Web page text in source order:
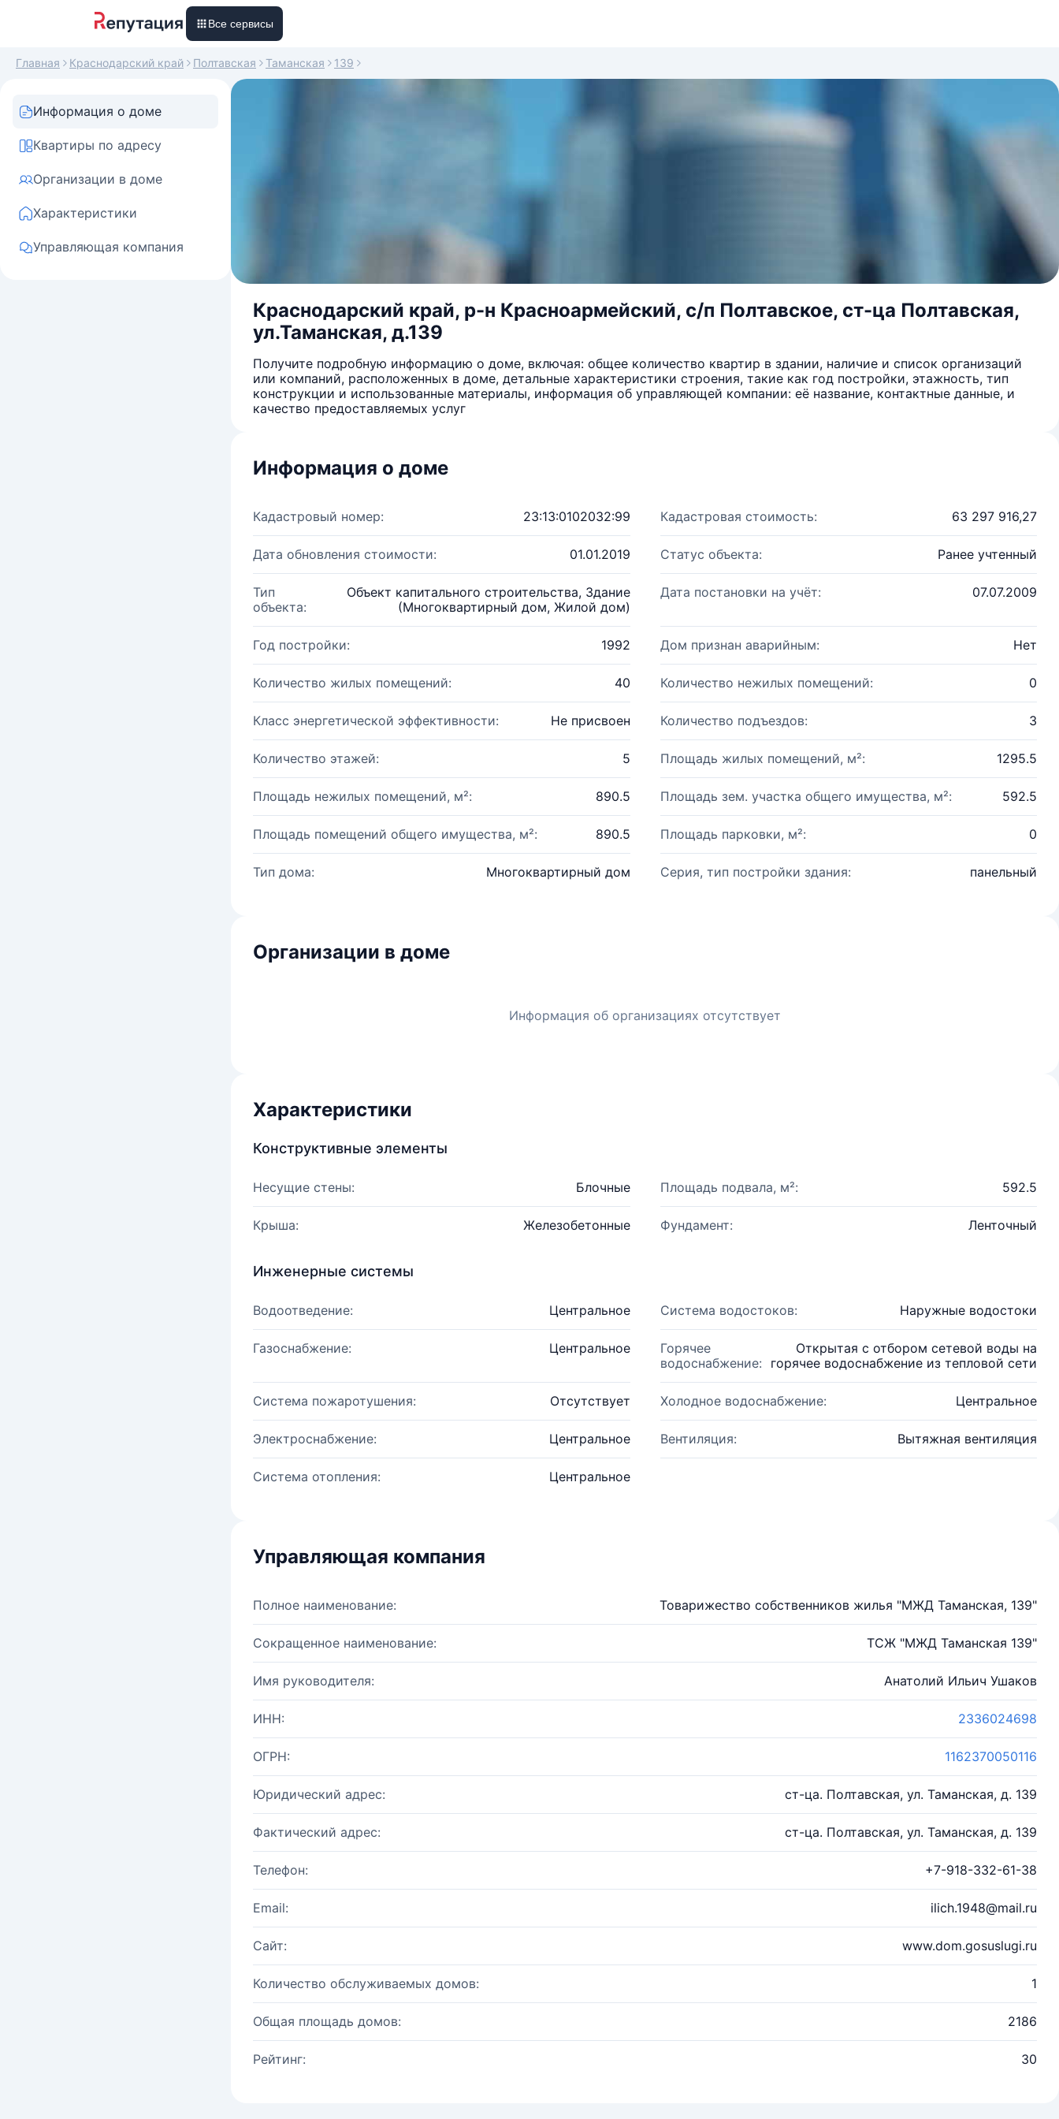
Все сервисы
Главная Краснодарский край Полтавская Таманская 139
Информация о доме
Квартиры по адресу
Организации в доме
Характеристики
Управляющая компания
Краснодарский край, р-н Красноармейский, с/п Полтавское, ст-ца Полтавская,
ул.Таманская, д.139
Получите подробную информацию о доме, включая: общее количество квартир в здании, наличие и список организаций
или компаний, расположенных в доме, детальные характеристики строения, такие как год постройки, этажность, тип
конструкции и использованные материалы, информация об управляющей компании: её название, контактные данные, и
качество предоставляемых услуг
Информация о доме
Кадастровый номер: 23:13:0102032:99 Кадастровая стоимость: 63 297 916,27
Дата обновления стоимости: 01.01.2019 Статус объекта: Ранее учтенный
Тип
объекта:
Объект капитального строительства, Здание
(Многоквартирный дом, Жилой дом)
Дата постановки на учёт: 07.07.2009
Год постройки: 1992 Дом признан аварийным: Нет
Количество жилых помещений: 40 Количество нежилых помещений: 0
Класс энергетической эффективности: Не присвоен Количество подъездов: 3
Количество этажей: 5 Площадь жилых помещений, м²: 1295.5
Площадь нежилых помещений, м²: 890.5 Площадь зем. участка общего имущества, м²: 592.5
Площадь помещений общего имущества, м²: 890.5 Площадь парковки, м²: 0
Тип дома: Многоквартирный дом Серия, тип постройки здания: панельный
Организации в доме
Информация об организациях отсутствует
Характеристики
Конструктивные элементы
Несущие стены: Блочные Площадь подвала, м²: 592.5
Крыша: Железобетонные Фундамент: Ленточный
Инженерные системы
Водоотведение: Центральное Система водостоков: Наружные водостоки
Газоснабжение: Центральное
Горячее
водоснабжение:
Открытая с отбором сетевой воды на
горячее водоснабжение из тепловой сети
Система пожаротушения: Отсутствует Холодное водоснабжение: Центральное
Электроснабжение: Центральное Вентиляция: Вытяжная вентиляция
Система отопления: Центральное
Управляющая компания
Полное наименование: Товарижество собственников жилья "МЖД Таманская, 139"
Сокращенное наименование: ТСЖ "МЖД Таманская 139"
Имя руководителя: Анатолий Ильич Ушаков
ИНН: 2336024698
ОГРН: 1162370050116
Юридический адрес: ст-ца. Полтавская, ул. Таманская, д. 139
Фактический адрес: ст-ца. Полтавская, ул. Таманская, д. 139
Телефон: +7-918-332-61-38
Email: ilich.1948@mail.ru
Сайт: www.dom.gosuslugi.ru
Количество обслуживаемых домов: 1
Общая площадь домов: 2186
Рейтинг: 30